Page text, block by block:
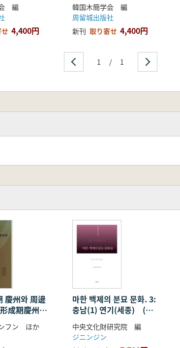
編
4,400円
韓国木簡学会 編
周留城出版社
新刊 取り寄せ 4,400円
1 / 1
慶州와 周邊
成期慶州と
フン ほか
마한 백제의 분묘 문화. 3:
충남(1) 연기(세종) (馬
韓・百済の墳墓文化3 :
忠南(1) 燕岐(世宗))
中央文化財研究院 編
ジニンジン